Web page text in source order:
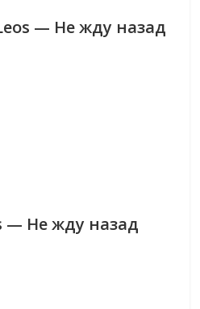
— Не жду назад
— Не жду назад